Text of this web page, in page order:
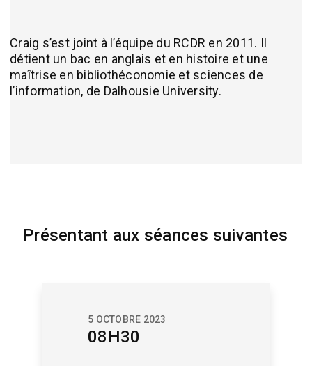
Craig s’est joint à l’équipe du RCDR en 2011. Il
détient un bac en anglais et en histoire et une
maîtrise en bibliothéconomie et sciences de
l’information, de Dalhousie University.
Présentant aux séances suivantes
5 OCTOBRE 2023
08H30